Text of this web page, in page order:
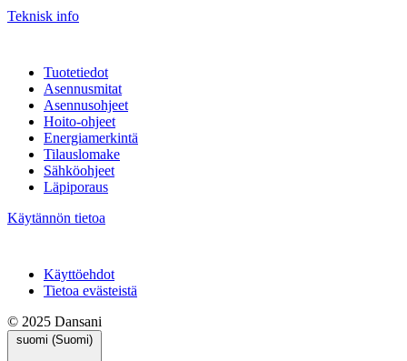
Teknisk info
Tuotetiedot
Asennusmitat
Asennusohjeet
Hoito-ohjeet
Energiamerkintä
Tilauslomake
Sähköohjeet
Läpiporaus
Käytännön tietoa
Käyttöehdot
Tietoa evästeistä
© 2025 Dansani
suomi (Suomi)